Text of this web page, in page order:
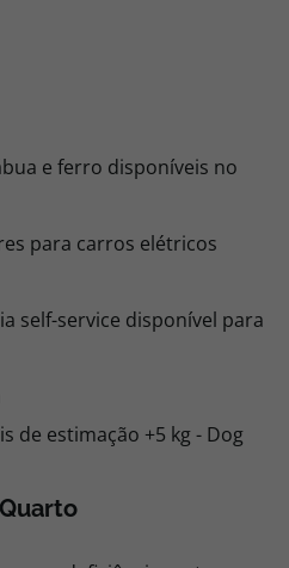
e ferro disponíveis no
para carros elétricos
self-service disponível para
de estimação +5 kg - Dog